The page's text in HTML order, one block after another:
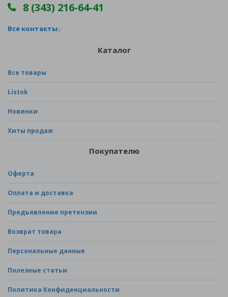
8 (343) 216-64-41
Все контакты
Каталог
Все товары
Listok
Новинки
Хиты продаж
Покупателю
Оферта
Оплата и доставка
Предъявление претензии
Возврат товара
Персональные данные
Полезные статьи
Политика Конфиденциальности